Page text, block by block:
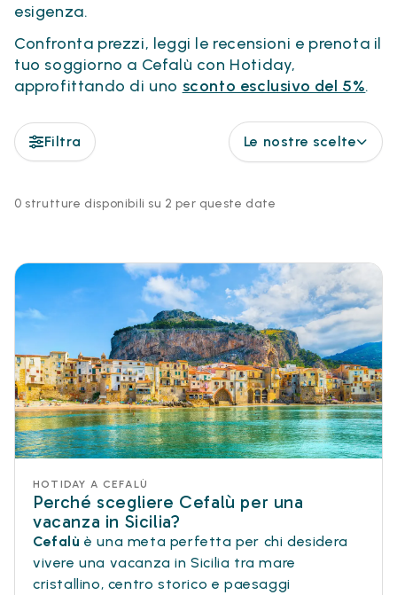
esigenza.
Confronta prezzi, leggi le recensioni e prenota il
tuo soggiorno a Cefalù con Hotiday,
approfittando di uno sconto esclusivo del 5%.
Filtra Le nostre scelte
0 strutture disponibili su 2 per queste date
HOTIDAY A CEFALÙ
Perché scegliere Cefalù per una
vacanza in Sicilia?
Cefalù è una meta perfetta per chi desidera
vivere una vacanza in Sicilia tra mare
cristallino, centro storico e paesaggi